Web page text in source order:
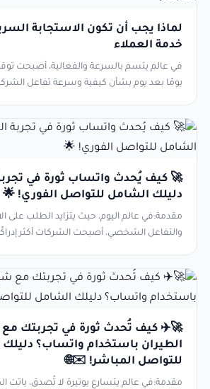
لماذا يجب أن تكون الاستجابة
خدمة العملاء
في عالم يتسم بالسرعة والفعالية، أصبحت
يومًا بعد يوم بشأن كيفية وسرعة تفاعل
🚀 كيف يُحدث واتساب ثورة في
دليلك الشامل للتواصل الفوري! 🌟
مقدمة:في عالم اليوم، حيث يتزايد الطلب على
والتفاعل الشخصي، أصبحت الشركات أكثر
🚀✈️ كيف تُحدث ثورة في تجربتك
الطيران باستخدام واتساب؟
للتواصل المباشر! ✉️🌐
مقدمة:في عالم يتسارع بوتيرة لا تُصدق، باتت